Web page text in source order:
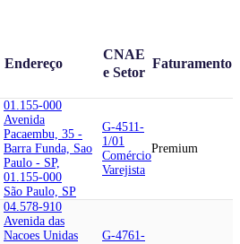
Endereço
CNAE
e Setor
Faturamento
01.155-000
Avenida
Pacaembu, 35 -
Barra Funda, Sao
Paulo - SP,
01.155-000
São Paulo, SP
G-4511-
1/01
Comércio
Varejista
Premium
04.578-910
Avenida das
Nacoes Unidas
G-4761-